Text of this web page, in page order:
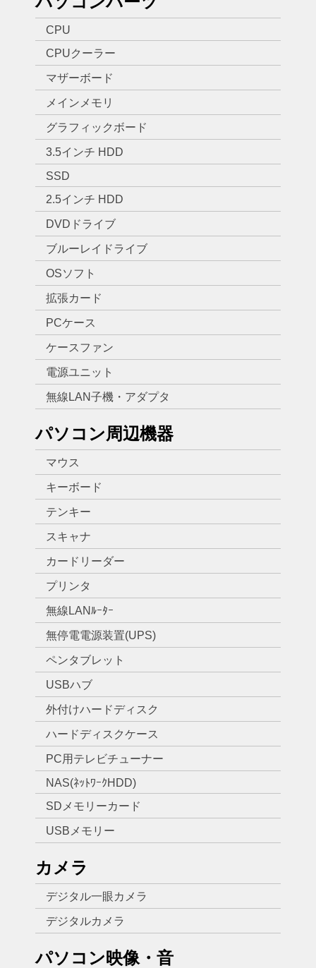
CPU
CPUクーラー
マザーボード
メインメモリ
グラフィックボード
3.5インチ HDD
SSD
2.5インチ HDD
DVDドライブ
ブルーレイドライブ
OSソフト
拡張カード
PCケース
ケースファン
電源ユニット
無線LAN子機・アダプタ
パソコン周辺機器
マウス
キーボード
テンキー
スキャナ
カードリーダー
プリンタ
無線LANﾙｰﾀｰ
無停電電源装置(UPS)
ペンタブレット
USBハブ
外付けハードディスク
ハードディスクケース
PC用テレビチューナー
NAS(ﾈｯﾄﾜｰｸHDD)
SDメモリーカード
USBメモリー
カメラ
デジタル一眼カメラ
デジタルカメラ
パソコン映像・音